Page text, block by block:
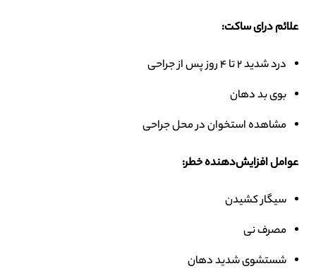
علائم درای ساکت:
درد شدید 2 تا 4 روز پس از جراحی
بوی بد دهان
مشاهده استخوان در محل جراحی
عوامل افزایش‌دهنده خطر:
سیگار کشیدن
مصرف نی
شستشوی شدید دهان